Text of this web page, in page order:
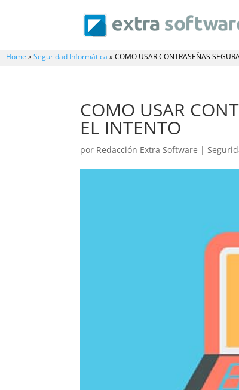
Home »Seguridad Informática »COMO USAR CONTRASEÑAS
COMO USAR
EL INTENTO
por Redacción Extra Software |